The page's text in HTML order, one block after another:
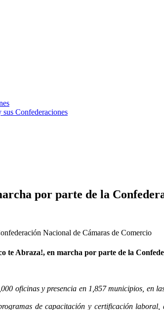
sus Confederaciones
por parte de la
Nacional de Cámaras de Comercio
te Abraza!, en marcha por parte de la
oficinas y presencia en 1,857 municipios, en
de capacitación y certificación laboral,